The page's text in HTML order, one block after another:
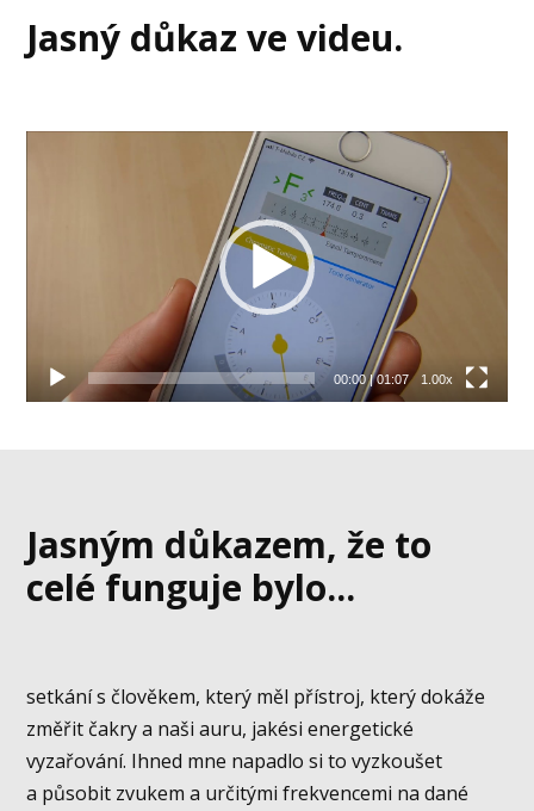
Jasný důkaz ve videu.
00:00|01:07 1.00x
Jasným důkazem, že to
celé funguje bylo...
setkání s člověkem, který měl přístroj, který dokáže
změřit čakry a naši auru, jakési energetické
vyzařování. Ihned mne napadlo si to vyzkoušet
a působit zvukem a určitými frekvencemi na dané